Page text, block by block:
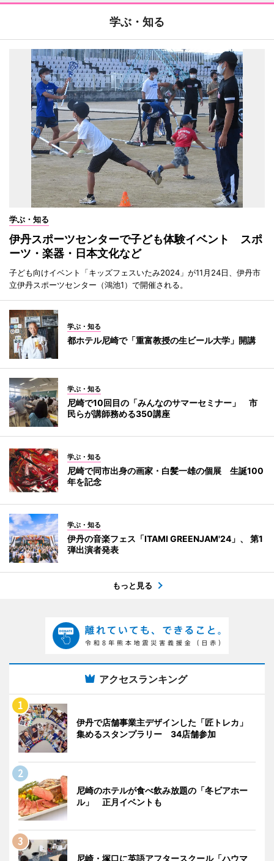
学ぶ・知る
学ぶ・知る
伊丹スポーツセンターで子ども体験イベント スポ
ーツ・楽器・日本文化など
子ども向けイベント「キッズフェスいたみ2024」が11月24日、伊丹市
立伊丹スポーツセンター（鴻池1）で開催される。
学ぶ・知る
都ホテル尼崎で「重富教授の生ビール大学」開講
学ぶ・知る
尼崎で10回目の「みんなのサマーセミナー」 市
民らが講師務める350講座
学ぶ・知る
尼崎で同市出身の画家・白髪一雄の個展 生誕100
年を記念
学ぶ・知る
伊丹の音楽フェス「ITAMI GREENJAM'24」、 第1
弾出演者発表
もっと見る
アクセスランキング
伊丹で店舗事業主デザインした「匠トレカ」
集めるスタンプラリー 34店舗参加
尼崎のホテルが食べ飲み放題の「冬ビアホー
ル」 正月イベントも
尼崎・塚口に英語アフタースクール「ハウマ